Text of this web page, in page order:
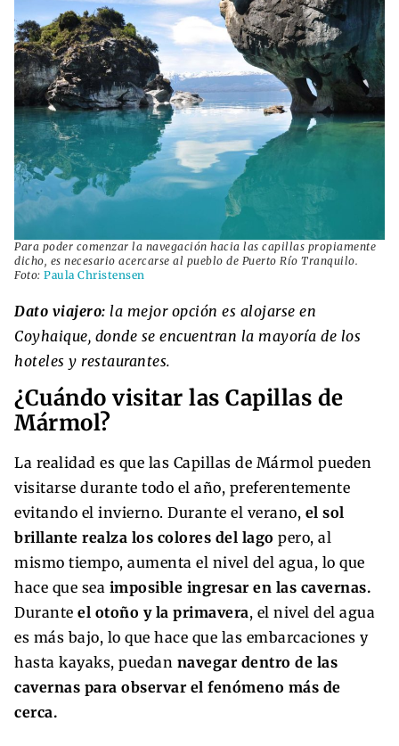
Para poder comenzar la navegación hacia las capillas propiamente
dicho, es necesario acercarse al pueblo de Puerto Río Tranquilo.
Foto: Paula Christensen
Dato viajero: la mejor opción es alojarse en
Coyhaique, donde se encuentran la mayoría de los
hoteles y restaurantes.
¿Cuándo visitar las Capillas de
Mármol?
La realidad es que las Capillas de Mármol pueden
visitarse durante todo el año, preferentemente
evitando el invierno. Durante el verano, el sol
brillante realza los colores del lago pero, al
mismo tiempo, aumenta el nivel del agua, lo que
hace que sea imposible ingresar en las cavernas.
Durante el otoño y la primavera, el nivel del agua
es más bajo, lo que hace que las embarcaciones y
hasta kayaks, puedan navegar dentro de las
cavernas para observar el fenómeno más de
cerca.